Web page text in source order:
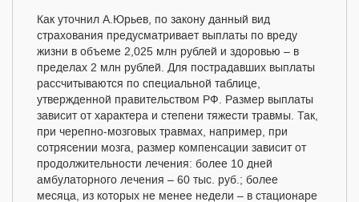
Как уточнил А.Юрьев, по закону данный вид
страхования предусматривает выплаты по вреду
жизни в объеме 2,025 млн рублей и здоровью – в
пределах 2 млн рублей. Для пострадавших выплаты
рассчитываются по специальной таблице,
утвержденной правительством РФ. Размер выплаты
зависит от характера и степени тяжести травмы. Так,
при черепно-мозговых травмах, например, при
сотрясении мозга, размер компенсации зависит от
продолжительности лечения: более 10 дней
амбулаторного лечения – 60 тыс. руб.; более
месяца, из которых не менее недели – в стационаре